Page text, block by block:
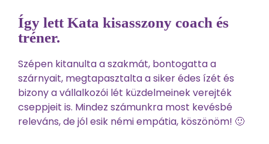
Így lett Kata kisasszony coach és
tréner.
Szépen kitanulta a szakmát, bontogatta a
szárnyait, megtapasztalta a siker édes ízét és
bizony a vállalkozói lét küzdelmeinek verejték
cseppjeit is. Mindez számunkra most kevésbé
releváns, de jól esik némi empátia, köszönöm! 🙂